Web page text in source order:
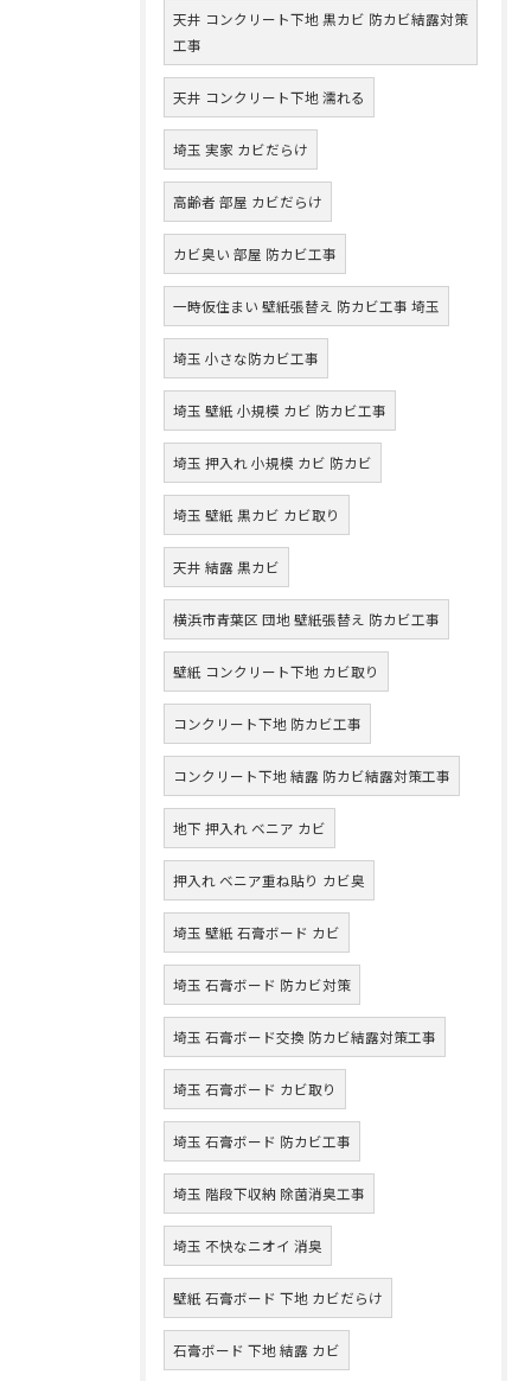
天井 コンクリート下地 黒カビ 防カビ結露対策
工事
天井 コンクリート下地 濡れる
埼玉 実家 カビだらけ
高齢者 部屋 カビだらけ
カビ臭い 部屋 防カビ工事
一時仮住まい 壁紙張替え 防カビ工事 埼玉
埼玉 小さな防カビ工事
埼玉 壁紙 小規模 カビ 防カビ工事
埼玉 押入れ 小規模 カビ 防カビ
埼玉 壁紙 黒カビ カビ取り
天井 結露 黒カビ
横浜市青葉区 団地 壁紙張替え 防カビ工事
壁紙 コンクリート下地 カビ取り
コンクリート下地 防カビ工事
コンクリート下地 結露 防カビ結露対策工事
地下 押入れ ベニア カビ
押入れ ベニア重ね貼り カビ臭
埼玉 壁紙 石膏ボード カビ
埼玉 石膏ボード 防カビ対策
埼玉 石膏ボード交換 防カビ結露対策工事
埼玉 石膏ボード カビ取り
埼玉 石膏ボード 防カビ工事
埼玉 階段下収納 除菌消臭工事
埼玉 不快なニオイ 消臭
壁紙 石膏ボード 下地 カビだらけ
石膏ボード 下地 結露 カビ